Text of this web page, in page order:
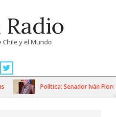
Chile y el Mundo
Política: Senador Iván Flores